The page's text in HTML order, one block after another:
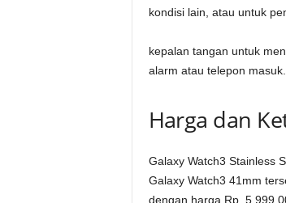
kondisi lain, atau untuk
kepalan tangan untuk
alarm atau telepon masuk.
Harga dan
Galaxy Watch3 Stainless
Galaxy Watch3 41mm
dengan harga Rp.